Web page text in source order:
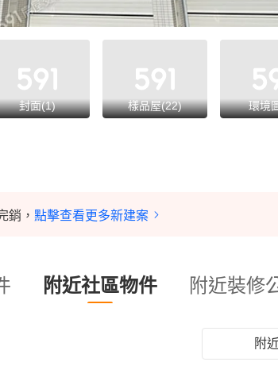
封面(1) 樣品屋(22) 環境
銷， 點擊查看更多新建案
附近社區物件 附近裝修
附